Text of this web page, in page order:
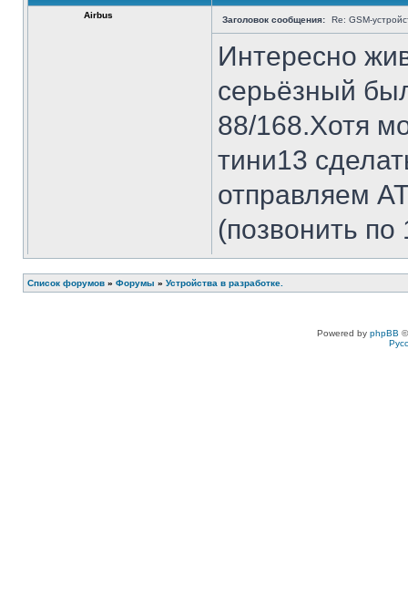
Airbus Заголовок сообщения: Re: GSM-
Интересно
серьёзный
88/168.Хотя
тини13
отправляем
(позвонить
случае.
Список форумов » Форумы » Устройства в разработке.
Powered by phpBB